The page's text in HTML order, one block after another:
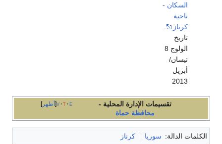
السكان -
ناحية
كرناز
تاريخ
الولوج 8
نيسان/
أبريل
2013
أظهر v t e
تقسيمات الإدارة المحلية -
محافظة حماة
الكلمات الدالة: سوريا كرناز